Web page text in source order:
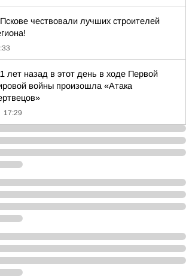
чествовали лучших строителей
лет назад в этот день в ходе Первой
войны произошла «Атака
17:29